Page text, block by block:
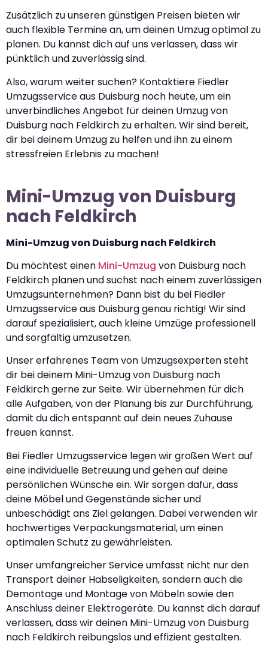
Zusätzlich zu unseren günstigen Preisen bieten wir
auch flexible Termine an, um deinen Umzug optimal zu
planen. Du kannst dich auf uns verlassen, dass wir
pünktlich und zuverlässig sind.
Also, warum weiter suchen? Kontaktiere Fiedler
Umzugsservice aus Duisburg noch heute, um ein
unverbindliches Angebot für deinen Umzug von
Duisburg nach Feldkirch zu erhalten. Wir sind bereit,
dir bei deinem Umzug zu helfen und ihn zu einem
stressfreien Erlebnis zu machen!
Mini-Umzug von Duisburg
nach Feldkirch
Mini-Umzug von Duisburg nach Feldkirch
Du möchtest einen Mini-Umzug von Duisburg nach
Feldkirch planen und suchst nach einem zuverlässigen
Umzugsunternehmen? Dann bist du bei Fiedler
Umzugsservice aus Duisburg genau richtig! Wir sind
darauf spezialisiert, auch kleine Umzüge professionell
und sorgfältig umzusetzen.
Unser erfahrenes Team von Umzugsexperten steht
dir bei deinem Mini-Umzug von Duisburg nach
Feldkirch gerne zur Seite. Wir übernehmen für dich
alle Aufgaben, von der Planung bis zur Durchführung,
damit du dich entspannt auf dein neues Zuhause
freuen kannst.
Bei Fiedler Umzugsservice legen wir großen Wert auf
eine individuelle Betreuung und gehen auf deine
persönlichen Wünsche ein. Wir sorgen dafür, dass
deine Möbel und Gegenstände sicher und
unbeschädigt ans Ziel gelangen. Dabei verwenden wir
hochwertiges Verpackungsmaterial, um einen
optimalen Schutz zu gewährleisten.
Unser umfangreicher Service umfasst nicht nur den
Transport deiner Habseligkeiten, sondern auch die
Demontage und Montage von Möbeln sowie den
Anschluss deiner Elektrogeräte. Du kannst dich darauf
verlassen, dass wir deinen Mini-Umzug von Duisburg
nach Feldkirch reibungslos und effizient gestalten.